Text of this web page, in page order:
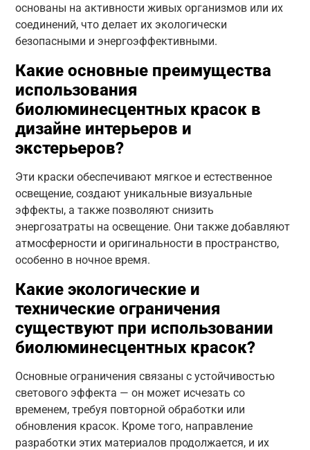
основаны на активности живых организмов или их
соединений, что делает их экологически
безопасными и энергоэффективными.
Какие основные преимущества
использования
биолюминесцентных красок в
дизайне интерьеров и
экстерьеров?
Эти краски обеспечивают мягкое и естественное
освещение, создают уникальные визуальные
эффекты, а также позволяют снизить
энергозатраты на освещение. Они также добавляют
атмосферности и оригинальности в пространство,
особенно в ночное время.
Какие экологические и
технические ограничения
существуют при использовании
биолюминесцентных красок?
Основные ограничения связаны с устойчивостью
светового эффекта — он может исчезать со
временем, требуя повторной обработки или
обновления красок. Кроме того, направление
разработки этих материалов продолжается, и их